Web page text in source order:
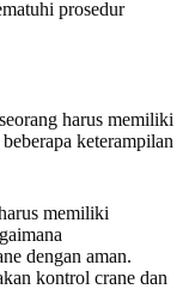
prosedur
harus memiliki
keterampilan
memiliki
dengan aman.
kontrol crane dan